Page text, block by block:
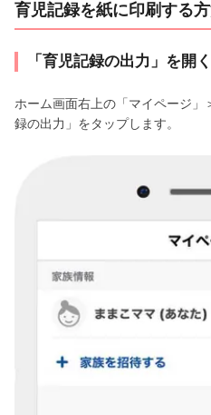
育児記録を紙に印刷する
「育児記録の出力」を開く
ホーム画面右上の「マイページ
録の出力」をタップします。